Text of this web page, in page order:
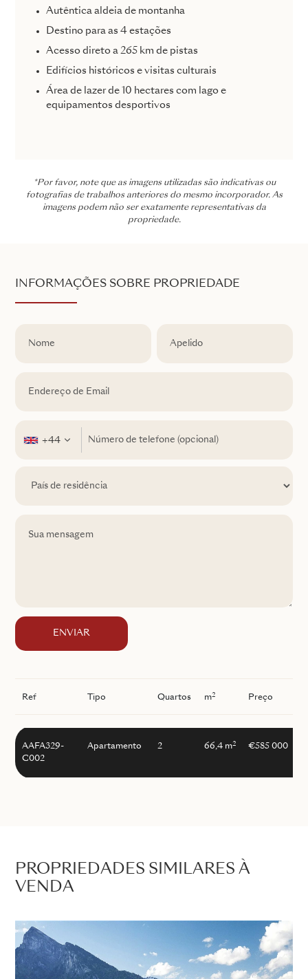
Autêntica aldeia de montanha
Destino para as 4 estações
Acesso direto a 265 km de pistas
Edifícios históricos e visitas culturais
Área de lazer de 10 hectares com lago e
equipamentos desportivos
*Por favor, note que as imagens utilizadas são indicativas ou
fotografias de trabalhos anteriores do mesmo incorporador. As
imagens podem não ser exatamente representativas da
propriedade.
INFORMAÇÕES SOBRE PROPRIEDADE
+44
ENVIAR
Ref Tipo Quartos m2 Preço
AAFA329-
C002
Apartamento 2 66,4 m2 €585 000
PROPRIEDADES SIMILARES À
VENDA